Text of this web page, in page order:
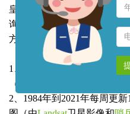
皇岛市城区以外的卫星影像
询）， 且云量不高于15%。
方还可以提供秦皇岛市任意
1、1960年到1984年有0.6米-
（由美国侦查卫星
2、1984年到2021年每周更
称
区
称
系
方
式